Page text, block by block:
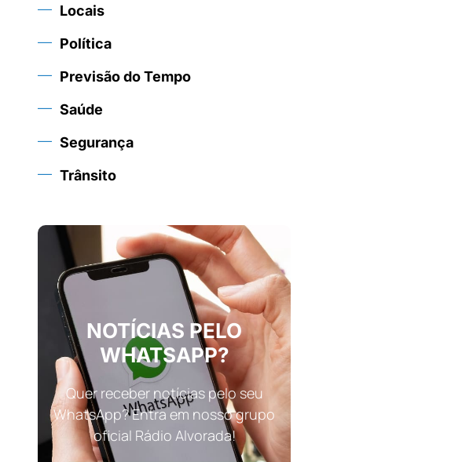
Locais
Política
Previsão do Tempo
Saúde
Segurança
Trânsito
NOTÍCIAS PELO
WHATSAPP?
Quer receber notícias pelo seu
WhatsApp? Entra em nosso grupo
oficial Rádio Alvorada!